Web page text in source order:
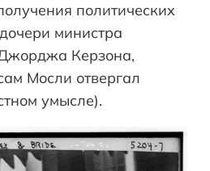
политических
министра
Керзона,
Мосли отвергал
умысле).